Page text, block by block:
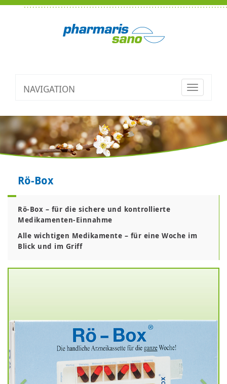
NAVIGATION
Toggle
Rö-Box
Rö-Box – für die sichere und kontrollierte
Medikamenten-Einnahme
Alle wichtigen Medikamente – für eine Woche im
Blick und im Griff